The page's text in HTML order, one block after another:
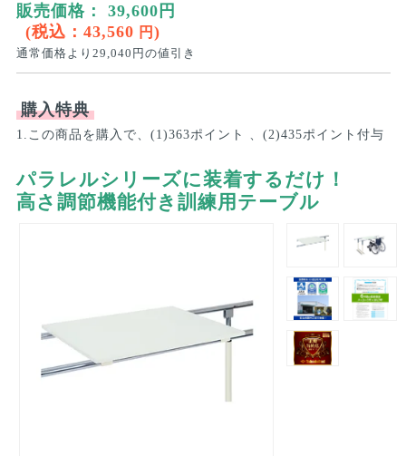
販売価格： 39,600 円
(税込： 43,560 円 )
通常価格より 29,040 円の値引き
購入特典
1.この商品を購入で、(1)363ポイント 、(2)435ポイント付与
パラレルシリーズに装着するだけ！
高さ調節機能付き訓練用テーブル